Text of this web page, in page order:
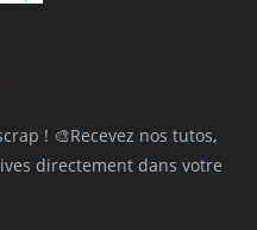
! 🎨Recevez nos tutos,
directement dans votre